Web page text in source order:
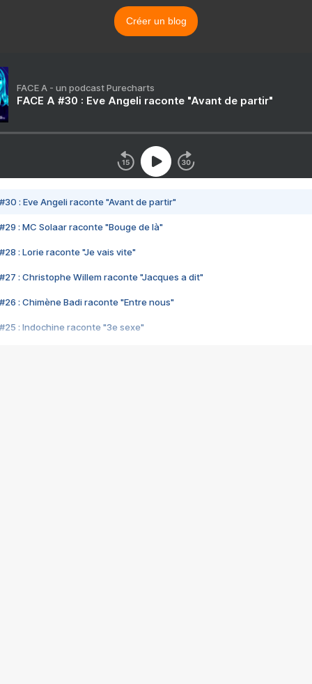
Créer un blog
FACE A - un podcast Purecharts
FACE A #30 : Eve Angeli raconte "Avant de partir"
#30 : Eve Angeli raconte "Avant de partir"
#29 : MC Solaar raconte "Bouge de là"
#28 : Lorie raconte "Je vais vite"
#27 : Christophe Willem raconte "Jacques a dit"
#26 : Chimène Badi raconte "Entre nous"
#25 : Indochine raconte "3e sexe"